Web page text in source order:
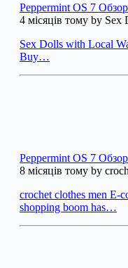
Peppermint OS 7
4 місяців тому by
Sex Dolls with Local
Buy…
Peppermint OS 7
8 місяців тому by
crochet clothes men E-
shopping boom has…